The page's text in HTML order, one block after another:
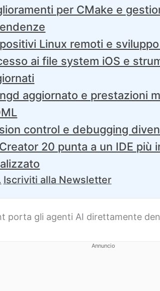
per CMake e
Linux remoti e
ai file system iOS e
aggiornato e prestazioni
control e debugging
20 punta a un IDE più
Iscriviti alla Newsletter
porta gli agenti AI direttamente
Annuncio